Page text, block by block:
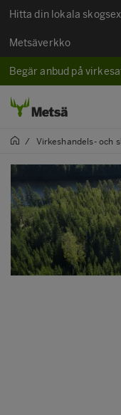
Hitta din lokala
Metsäverkko
Begär anbud på
/ Virkeshandels- och